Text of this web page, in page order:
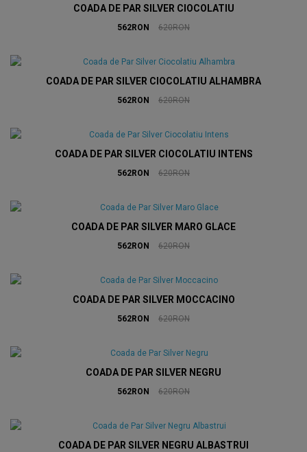
COADA DE PAR SILVER CIOCOLATIU
562RON 620RON
COADA DE PAR SILVER CIOCOLATIU ALHAMBRA
562RON 620RON
COADA DE PAR SILVER CIOCOLATIU INTENS
562RON 620RON
COADA DE PAR SILVER MARO GLACE
562RON 620RON
COADA DE PAR SILVER MOCCACINO
562RON 620RON
COADA DE PAR SILVER NEGRU
562RON 620RON
COADA DE PAR SILVER NEGRU ALBASTRUI